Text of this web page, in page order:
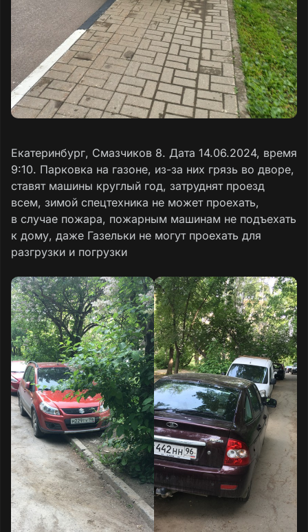
Екатеринбург, Смазчиков 8. Дата 14.06.2024, время
9:10. Парковка на газоне, из-за них грязь во дворе,
ставят машины круглый год, затруднят проезд
всем, зимой спецтехника не может проехать,
в случае пожара, пожарным машинам не подъехать
к дому, даже Газельки не могут проехать для
разгрузки и погрузки